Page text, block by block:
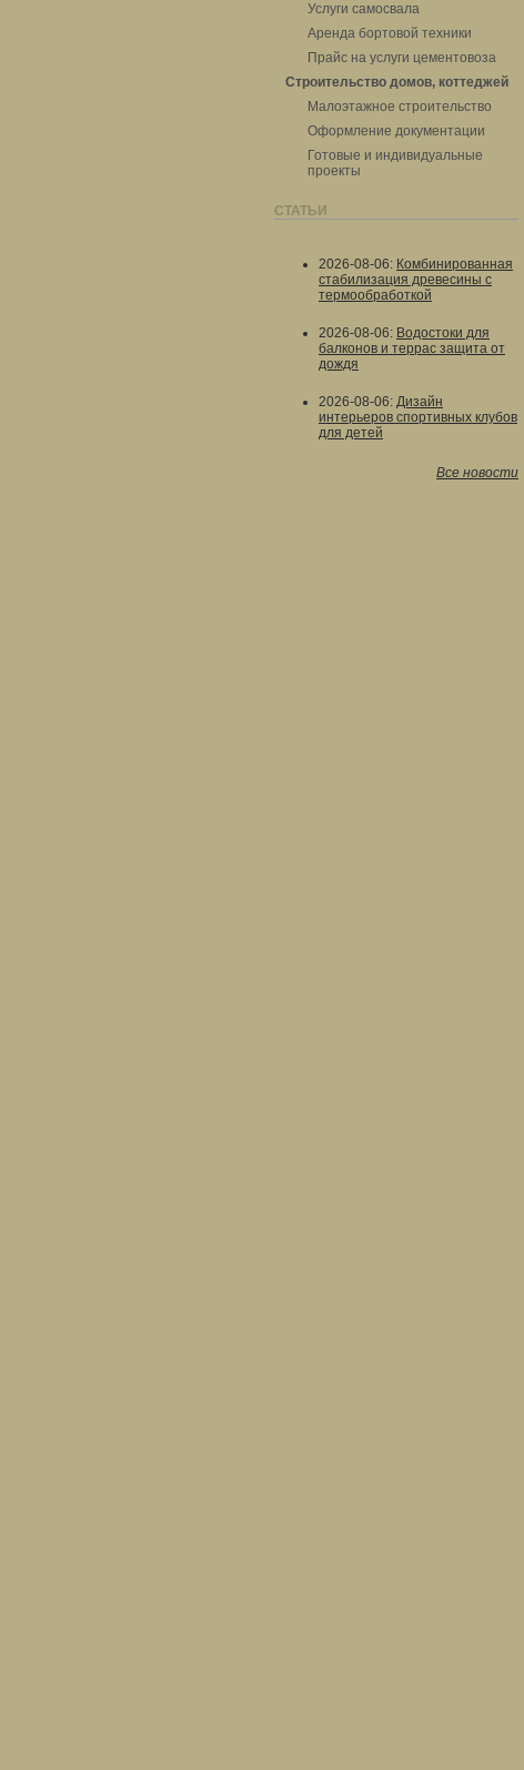
Услуги самосвала
Аренда бортовой техники
Прайс на услуги цементовоза
Строительство домов, коттеджей
Малоэтажное строительство
Оформление документации
Готовые и индивидуальные
проекты
СТАТЬИ
2026-08-06: Комбинированная
стабилизация древесины с
термообработкой
2026-08-06: Водостоки для
балконов и террас защита от
дождя
2026-08-06: Дизайн
интерьеров спортивных клубов
для детей
Все новости